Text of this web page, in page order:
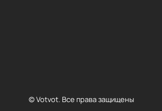
© Votvot. Все права защищены